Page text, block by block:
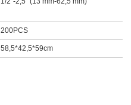
200PCS
58,5*42,5*59cm